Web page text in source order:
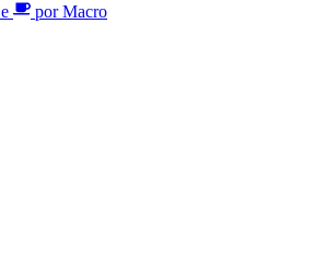
e por Macro